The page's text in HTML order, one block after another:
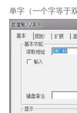
单字（一个字等于